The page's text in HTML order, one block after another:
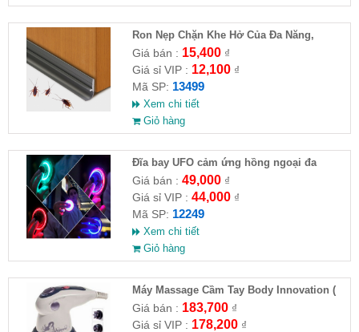
Ron Nẹp Chặn Khe Hở Của Đa Năng,
Chống Côn Trùng( HĐ )
Giá bán : 15,400₫
Giá sỉ VIP : 12,100₫
Mã SP: 13499
Xem chi tiết
Giỏ hàng
Đĩa bay UFO cảm ứng hồng ngoại đa
chiều tự động bay về
Giá bán : 49,000₫
Giá sỉ VIP : 44,000₫
Mã SP: 12249
Xem chi tiết
Giỏ hàng
Máy Massage Cầm Tay Body Innovation (
HĐ )
Giá bán : 183,700₫
Giá sỉ VIP : 178,200₫